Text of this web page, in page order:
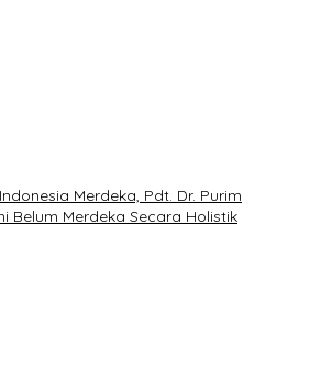
Merdeka, Pdt. Dr. Purim
Belum Merdeka Secara Holistik